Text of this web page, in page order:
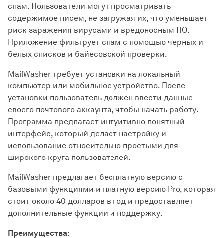
спам. Пользователи могут просматривать
содержимое писем, не загружая их, что уменьшает
риск заражения вирусами и вредоносным ПО.
Приложение фильтрует спам с помощью чёрных и
белых списков и байесовской проверки.
MailWasher требует установки на локальный
компьютер или мобильное устройство. После
установки пользователь должен ввести данные
своего почтового аккаунта, чтобы начать работу.
Программа предлагает интуитивно понятный
интерфейс, который делает настройку и
использование относительно простыми для
широкого круга пользователей.
MailWasher предлагает бесплатную версию с
базовыми функциями и платную версию Pro, которая
стоит около 40 долларов в год и предоставляет
дополнительные функции и поддержку.
Преимущества: